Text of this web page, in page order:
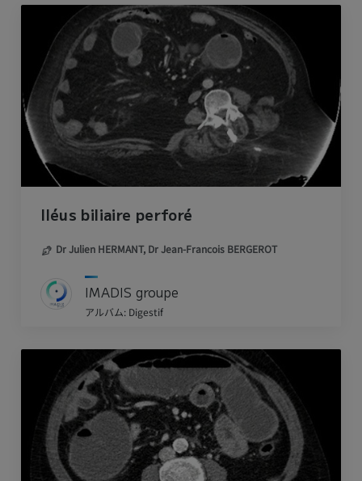
Iléus biliaire perforé
Dr Julien HERMANT, Dr Jean-Francois BERGEROT
IMADIS groupe
アルバム: Digestif